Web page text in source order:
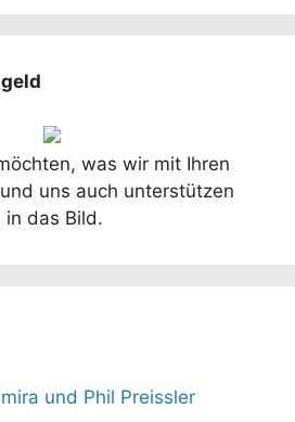
was wir mit Ihren
uns auch unterstützen
in das Bild.